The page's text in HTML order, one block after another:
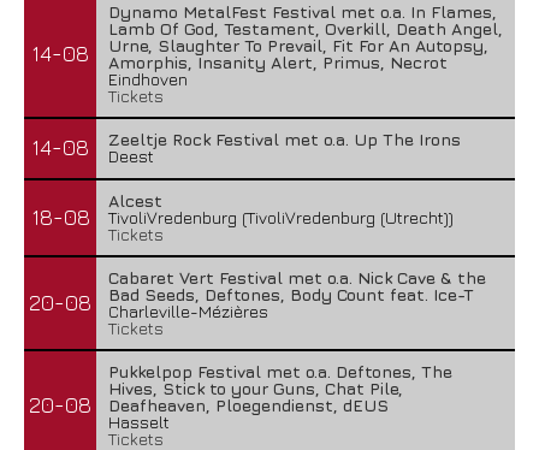
14-08
Dynamo MetalFest Festival met o.a. In Flames,
Lamb Of God, Testament, Overkill, Death Angel,
Urne, Slaughter To Prevail, Fit For An Autopsy,
Amorphis, Insanity Alert, Primus, Necrot
Eindhoven
Tickets
14-08
Zeeltje Rock Festival met o.a. Up The Irons
Deest
18-08
Alcest
TivoliVredenburg (TivoliVredenburg (Utrecht))
Tickets
20-08
Cabaret Vert Festival met o.a. Nick Cave & the
Bad Seeds, Deftones, Body Count feat. Ice-T
Charleville-Mézières
Tickets
20-08
Pukkelpop Festival met o.a. Deftones, The
Hives, Stick to your Guns, Chat Pile,
Deafheaven, Ploegendienst, dEUS
Hasselt
Tickets